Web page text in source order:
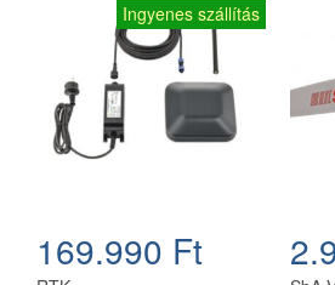
Ingyenes szállítás
169.990 Ft